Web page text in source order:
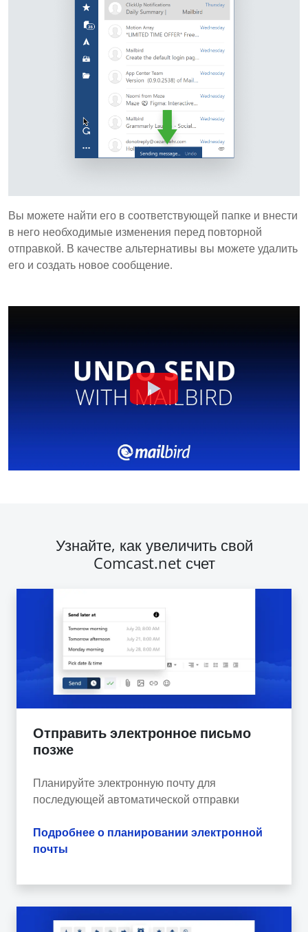
Вы можете найти его в соответствующей папке и внести
в него необходимые изменения перед повторной
отправкой. В качестве альтернативы вы можете удалить
его и создать новое сообщение.
Узнайте, как увеличить свой
Comcast.net счет
Отправить электронное письмо
позже
Планируйте электронную почту для
последующей автоматической отправки
Подробнее о планировании электронной
почты